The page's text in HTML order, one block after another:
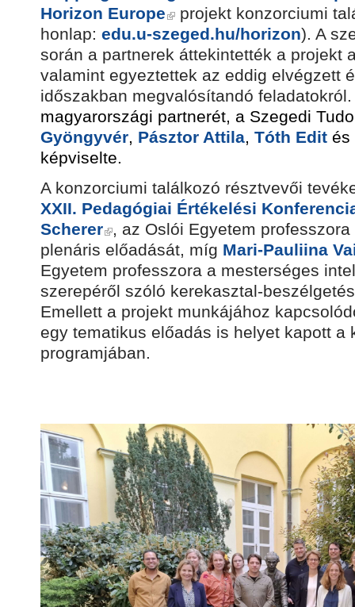
Horizon Europe projekt konzorciumi
honlap: edu.u-szeged.hu/horizon). A
során a partnerek áttekintették a projekt
valamint egyeztettek az eddig elvégzett
időszakban megvalósítandó
magyarországi partnerét, a Szegedi
Gyöngyvér, Pásztor Attila, Tóth Edités
képviselte.
A konzorciumi találkozó résztvevői
XXII. Pedagógiai Értékelési
Scherer , az Oslói Egyetem
plenáris előadását, míg Mari-Pauliina
Egyetem professzora a mesterséges
szerepéről szóló kerekasztal-
Emellett a projekt munkájához
egy tematikus előadás is helyet kapott a
programjában.